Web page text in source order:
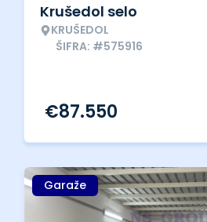
Krušedol selo
KRUŠEDOL
ŠIFRA: #575916
€87.550
Garaže